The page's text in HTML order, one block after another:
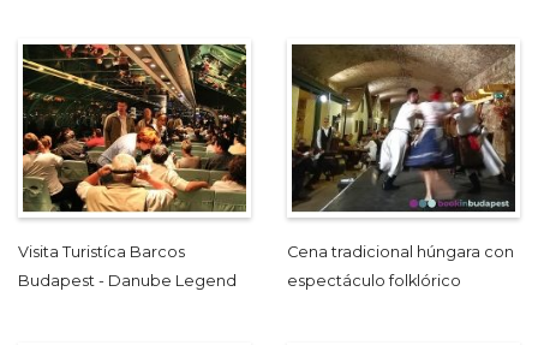
Visita Turistíca Barcos
Budapest - Danube Legend
Cena tradicional húngara con
espectáculo folklórico